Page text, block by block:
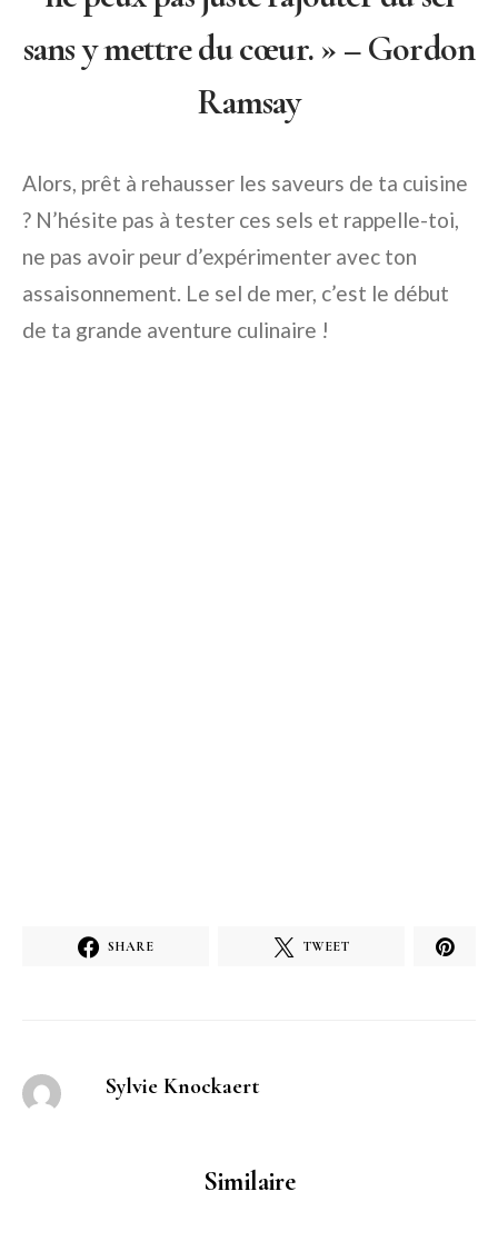
sans y mettre du cœur. » – Gordon
Ramsay
Alors, prêt à rehausser les saveurs de ta cuisine
? N’hésite pas à tester ces sels et rappelle-toi,
ne pas avoir peur d’expérimenter avec ton
assaisonnement. Le sel de mer, c’est le début
de ta grande aventure culinaire !
SHARE TWEET
Sylvie Knockaert
Similaire